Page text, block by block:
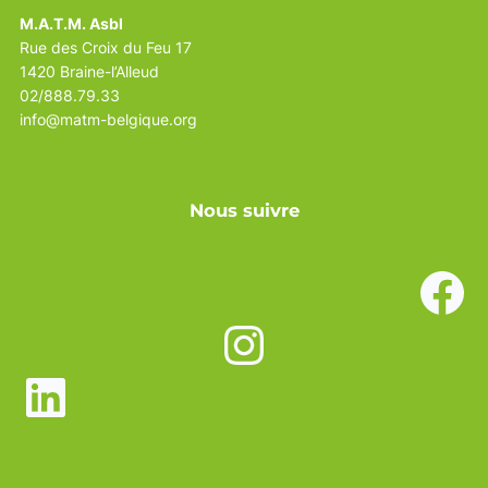
M.A.T.M. Asbl
Rue des Croix du Feu 17
1420 Braine-l’Alleud
02/888.79.33
info@matm-belgique.org
Nous suivre